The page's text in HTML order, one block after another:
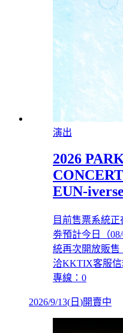
演出
2026
EUN-
目前售票系統
劵預計今日（
統再次開放販售
洽KKTIX客服信
專線：0
2026/9/13( 日 )開賣中